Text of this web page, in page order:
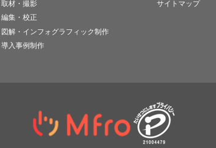
取材・撮影
編集・校正
図解・インフォグラフィック制作
導入事例制作
サイトマップ